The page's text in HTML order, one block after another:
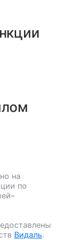
на
по
Видаль.